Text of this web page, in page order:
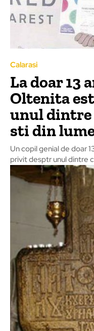
Calarasi
La doar 13
Oltenita
unul dintre
sti din
Un copil genial de doar
privit desptr unul dintre